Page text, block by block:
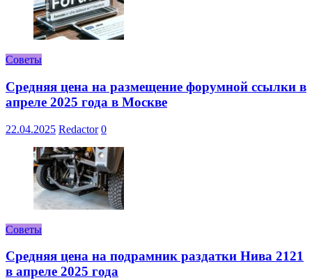
Советы
Средняя цена на размещение форумной ссылки в
апреле 2025 года в Москве
22.04.2025 Redactor 0
Советы
Средняя цена на подрамник раздатки Нива 2121
в апреле 2025 года